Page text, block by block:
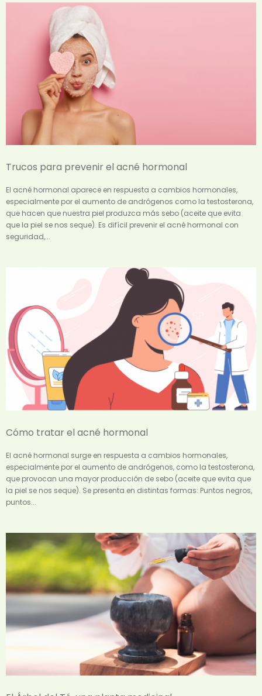
Trucos para prevenir el acné hormonal
El acné hormonal aparece en respuesta a cambios hormonales,
especialmente por el aumento de andrógenos como la testosterona,
que hacen que nuestra piel produzca más sebo (aceite que evita
que la piel se nos seque). Es difícil prevenir el acné hormonal con
seguridad,...
Cómo tratar el acné hormonal
El acné hormonal surge en respuesta a cambios hormonales,
especialmente por el aumento de andrógenos, como la testosterona,
que provocan una mayor producción de sebo (aceite que evita que
la piel se nos seque). Se presenta en distintas formas: Puntos negros,
puntos...